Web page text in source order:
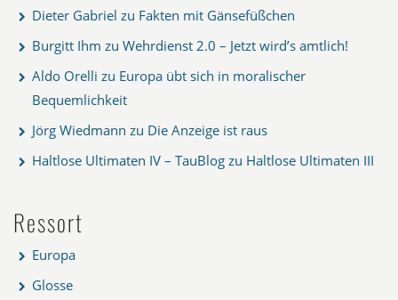
Dieter Gabriel zu Fakten mit Gänsefüßchen
Burgitt Ihm zu Wehrdienst 2.0 – Jetzt wird’s amtlich!
Aldo Orelli zu Europa übt sich in moralischer
Bequemlichkeit
Jörg Wiedmann zu Die Anzeige ist raus
Haltlose Ultimaten IV – TauBlog zu Haltlose Ultimaten III
Ressort
Europa
Glosse